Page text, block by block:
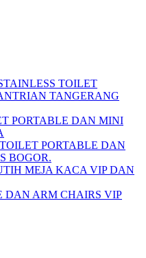
TOILET
TANGERANG
PORTABLE DAN MINI
PORTABLE DAN
BOGOR.
MEJA KACA VIP DAN
DAN ARM CHAIRS VIP